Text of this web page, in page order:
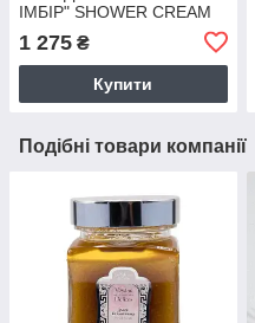
ІМБІР" SHOWER CREAM
1 275 ₴
Купити
Подібні товари компанії